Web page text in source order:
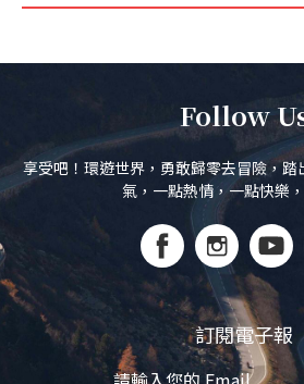
Follow
享受吧！環遊世界，勇敢歸零去冒險，
氣，一點熱情，一點快樂
訂閱電子報